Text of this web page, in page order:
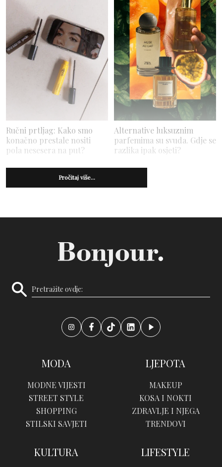
Ručni prtljag: Kako smo
konačno prestale nositi
pola nesesera na put?
Alternative luksuznim
parfemima su svuda. Gdje se
razlika ipak osjeti?
Pročitaj više...
MODA
MODNE VIJESTI
STREET STYLE
SHOPPING
STILSKI SAVJETI
LJEPOTA
MAKEUP
KOSA I NOKTI
ZDRAVLJE I NJEGA
TRENDOVI
KULTURA LIFESTYLE